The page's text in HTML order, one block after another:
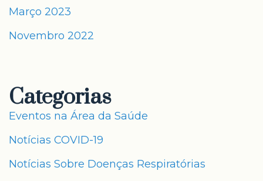
Março 2023
Novembro 2022
Categorias
Eventos na Área da Saúde
Notícias COVID-19
Notícias Sobre Doenças Respiratórias